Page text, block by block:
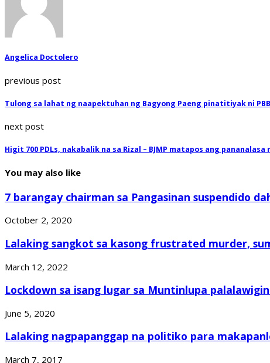
Angelica Doctolero
previous post
Tulong sa lahat ng naapektuhan ng Bagyong Paeng pinatitiyak ni
next post
Higit 700 PDLs, nakabalik na sa Rizal – BJMP matapos ang pananalasa
You may also like
7 barangay chairman sa Pangasinan suspendido
October 2, 2020
Lalaking sangkot sa kasong frustrated murder,
March 12, 2022
Lockdown sa isang lugar sa Muntinlupa
June 5, 2020
Lalaking nagpapanggap na politiko para
March 7, 2017